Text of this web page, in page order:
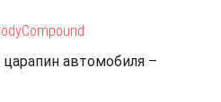
автомобиля –